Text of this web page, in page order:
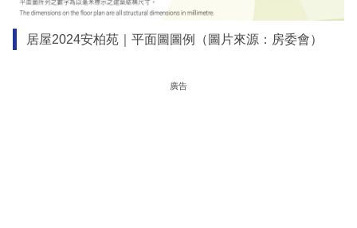
居屋2024安柏苑｜平面圖圖例（圖片來源：房委會）
廣告